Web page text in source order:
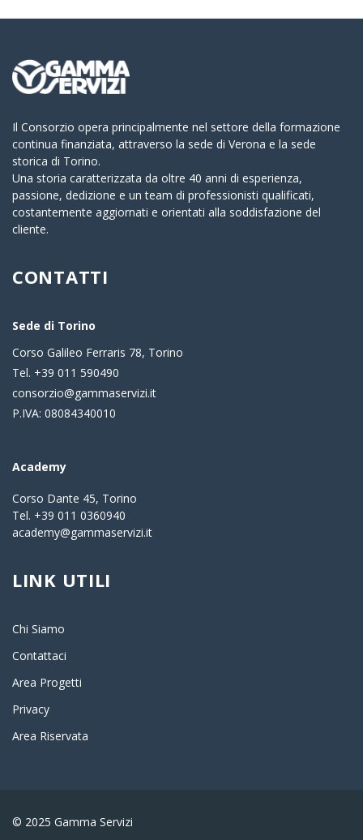
Il Consorzio opera principalmente nel settore della formazione
continua finanziata, attraverso la sede di Verona e la sede
storica di Torino.
Una storia caratterizzata da oltre 40 anni di esperienza,
passione, dedizione e un team di professionisti qualificati,
costantemente aggiornati e orientati alla soddisfazione del
cliente.
CONTATTI
Sede di Torino
Corso Galileo Ferraris 78, Torino
Tel. +39 011 590490
consorzio@gammaservizi.it
P.IVA: 08084340010
Academy
Corso Dante 45, Torino
Tel. +39 011 0360940
academy@gammaservizi.it
LINK UTILI
Chi Siamo
Contattaci
Area Progetti
Privacy
Area Riservata
© 2025 Gamma Servizi